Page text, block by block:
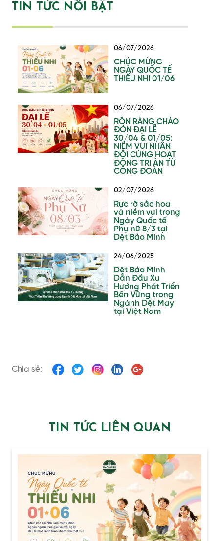
TIN TỨC NỔI BẬT
CHÚC MỪNG
NGÀY QUỐC TẾ
THIẾU NHI 01/06
06/07/2026
RỘN RÀNG CHÀO
ĐÓN ĐẠI LỄ
30/04 & 01/05:
NIỀM VUI NHÂN
ĐÔI CÙNG HOẠT
ĐỘNG TRI ÂN TỪ
CÔNG ĐOÀN
06/07/2026
Rực rỡ sắc hoa
và niềm vui trong
Ngày Quốc tế
Phụ nữ 8/3 tại
Dệt Bảo Minh
02/07/2026
Dệt Bảo Minh
Dẫn Đầu Xu
Hướng Phát Triển
Bền Vững trong
Ngành Dệt May
tại Việt Nam
24/06/2025
Chia sẻ:
TIN TỨC LIÊN QUAN